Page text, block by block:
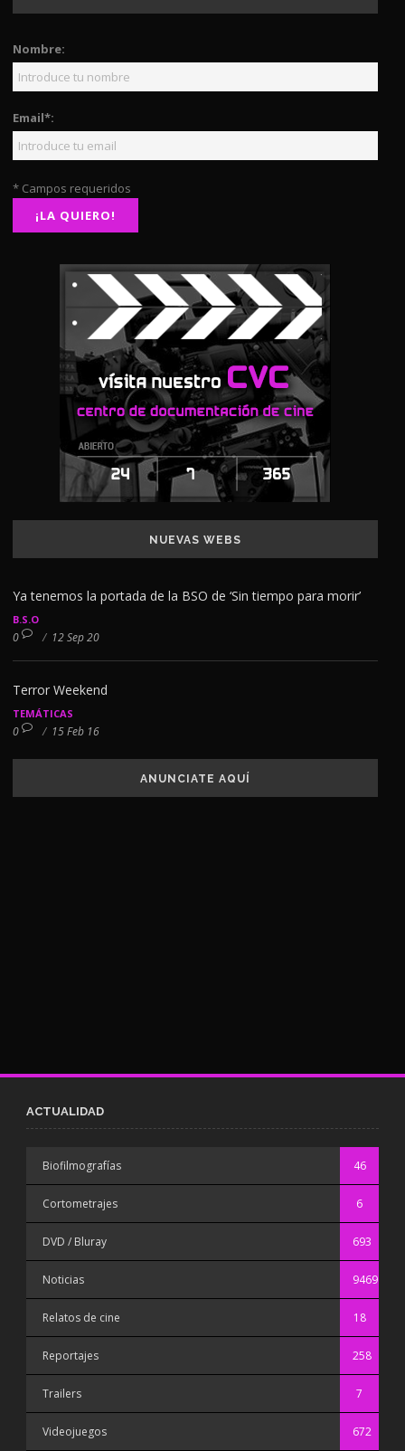
Nombre:
Email*:
* Campos requeridos
NUEVAS WEBS
Ya tenemos la portada de la BSO de ‘Sin tiempo para morir’
B.S.O
0 / 12 Sep 20
Terror Weekend
TEMÁTICAS
0 / 15 Feb 16
ANUNCIATE AQUÍ
ACTUALIDAD
Biofilmografías 46
Cortometrajes 6
DVD / Bluray 693
Noticias 9469
Relatos de cine 18
Reportajes 258
Trailers 7
Videojuegos 672